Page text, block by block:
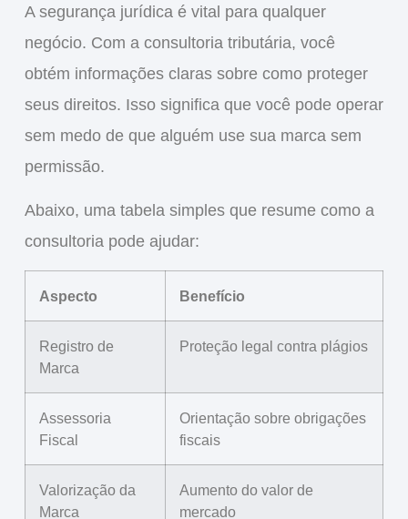
A segurança jurídica é vital para qualquer
negócio. Com a consultoria tributária, você
obtém informações claras sobre como proteger
seus direitos. Isso significa que você pode operar
sem medo de que alguém use sua marca sem
permissão.
Abaixo, uma tabela simples que resume como a
consultoria pode ajudar:
Aspecto Benefício
Registro de
Marca
Proteção legal contra plágios
Assessoria
Fiscal
Orientação sobre obrigações
fiscais
Valorização da
Marca
Aumento do valor de
mercado